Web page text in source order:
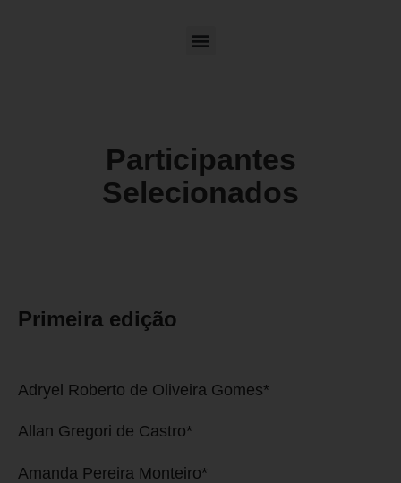
Participantes
Selecionados
Primeira edição
Adryel Roberto de Oliveira Gomes*
Allan Gregori de Castro*
Amanda Pereira Monteiro*